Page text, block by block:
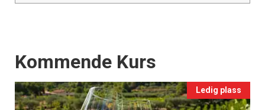
Events
Kommende Kurs
Ledig plass